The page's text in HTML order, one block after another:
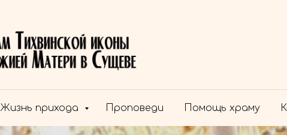
Жизнь прихода Проповеди Помощь храму